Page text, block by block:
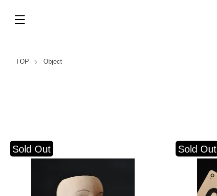
TOP Object
Sold Out Sold Out